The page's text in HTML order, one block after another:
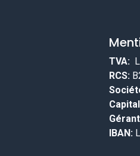
TVA:
RCS:
IBAN: